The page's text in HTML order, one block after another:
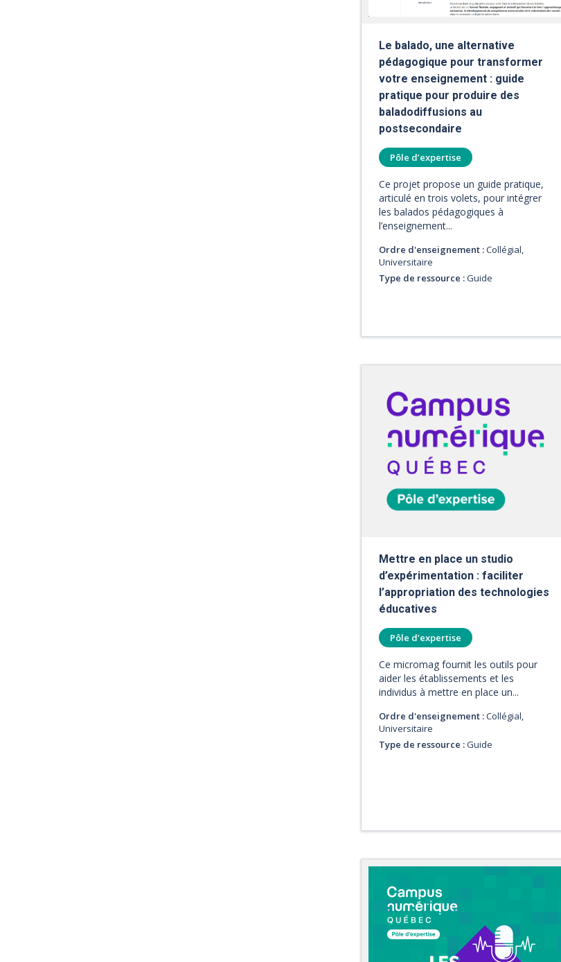
Le balado, une alternative
pédagogique pour transformer
votre enseignement : guide
pratique pour produire des
baladodiffusions au
postsecondaire
Pôle d’expertise
Ce projet propose un guide pratique,
articulé en trois volets, pour intégrer
les balados pédagogiques à
l’enseignement...
Ordre d'enseignement :Collégial,
Universitaire
Type de ressource :Guide
Mettre en place un studio
d’expérimentation : faciliter
l’appropriation des technologies
éducatives
Pôle d’expertise
Ce micromag fournit les outils pour
aider les établissements et les
individus à mettre en place un...
Ordre d'enseignement :Collégial,
Universitaire
Type de ressource :Guide